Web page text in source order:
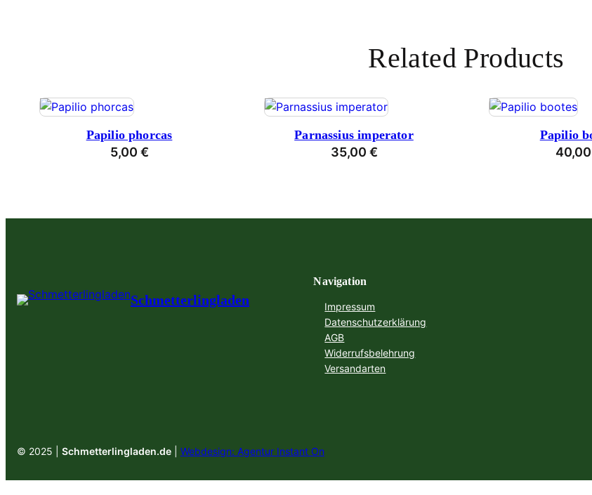
Related Products
Papilio phorcas
5,00 €
Parnassius imperator
35,00 €
Papilio
40,00
Schmetterlingladen
Navigation
Impressum
Datenschutzerklärung
AGB
Widerrufsbelehrung
Versandarten
© 2025 | Schmetterlingladen.de Webdesign: Agentur Instant On